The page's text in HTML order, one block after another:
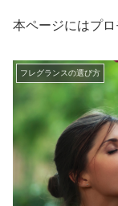
本ページにはプロ
フレグランスの選び方